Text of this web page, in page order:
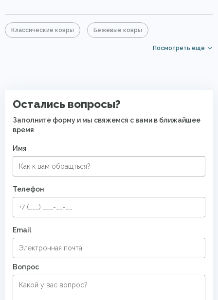
Классические ковры Бежевые ковры
Посмотреть еще
Остались вопросы?
Заполните форму и мы свяжемся с вами в ближайшее
время
Имя
Телефон
Email
Вопрос